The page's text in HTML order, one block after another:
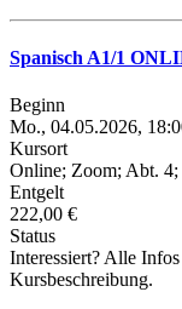
Spanisch A1/1
Beginn
Mo., 04.05.2026,
Kursort
Online; Zoom; Abt. 4;
Entgelt
222,00 €
Status
Interessiert? Alle
Kursbeschreibung.